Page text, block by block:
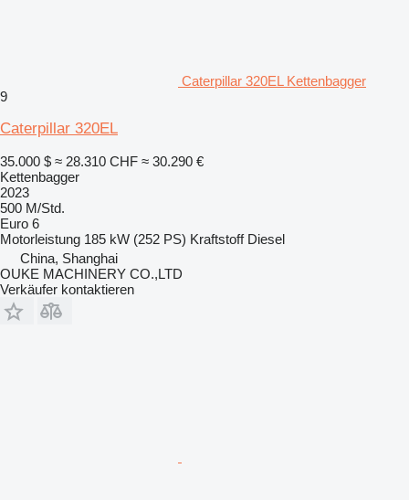
Caterpillar 320EL Kettenbagger
9
Caterpillar 320EL
35.000 $ ≈ 28.310 CHF ≈ 30.290 €
Kettenbagger
2023
500 M/Std.
Euro 6
Motorleistung 185 kW (252 PS) Kraftstoff Diesel
China, Shanghai
OUKE MACHINERY CO.,LTD
Verkäufer kontaktieren